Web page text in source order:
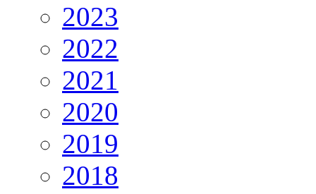
2023
2022
2021
2020
2019
2018